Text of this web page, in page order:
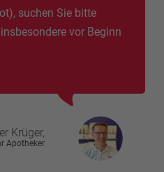
suchen Sie bitte
vor Beginn
Krüger,
Apotheker